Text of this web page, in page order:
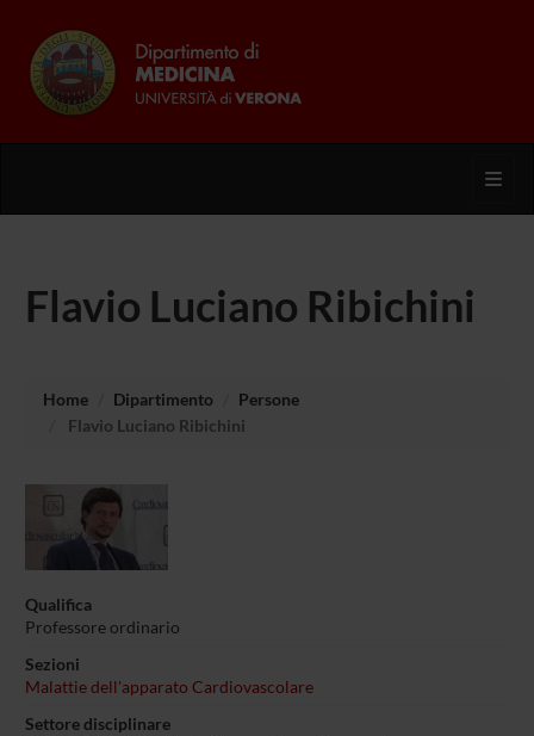
Flavio Luciano Ribichini
Home Dipartimento
Persone
Flavio Luciano Ribichini
Qualifica
Professore ordinario
Sezioni
Malattie dell'apparato Cardiovascolare
Settore disciplinare